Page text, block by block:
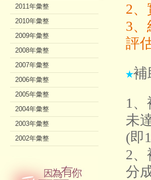
2
3
評
補
1
未
(即
2、
分
2011年彙整
2010年彙整
2009年彙整
2008年彙整
2007年彙整
2006年彙整
2005年彙整
2004年彙整
2003年彙整
2002年彙整